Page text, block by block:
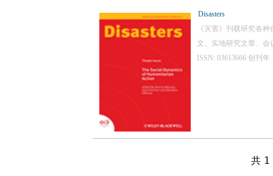
Disasters
《灾害》刊载研究各
文、实地研究文章、会
ISSN: 03613666 创刊
共 1